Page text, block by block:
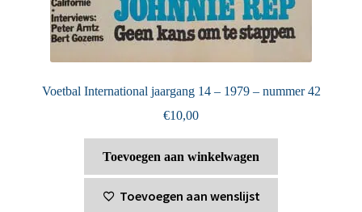
Voetbal International jaargang 14 – 1979 – nummer 42
€10,00
Toevoegen aan winkelwagen
Toevoegen aan wenslijst